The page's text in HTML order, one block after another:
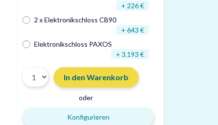
+ 226 €
2 x Elektronikschloss CB90
+ 643 €
Elektronikschloss PAXOS
+ 3.193 €
In den Warenkorb
oder
Konfigurieren